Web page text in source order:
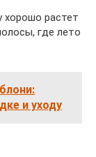
хорошо растет
где лето
и уходу